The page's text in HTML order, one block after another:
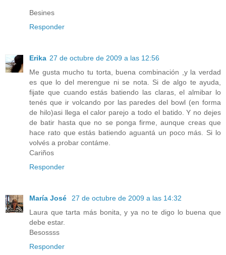
Besines
Responder
Erika 27 de octubre de 2009 a las 12:56
Me gusta mucho tu torta, buena combinación ,y la verdad
es que lo del merengue ni se nota. Si de algo te ayuda,
fijate que cuando estás batiendo las claras, el almibar lo
tenés que ir volcando por las paredes del bowl (en forma
de hilo)asi llega el calor parejo a todo el batido. Y no dejes
de batir hasta que no se ponga firme, aunque creas que
hace rato que estás batiendo aguantá un poco más. Si lo
volvés a probar contáme.
Cariños
Responder
María José
27 de octubre de 2009 a las 14:32
Laura que tarta más bonita, y ya no te digo lo buena que
debe estar.
Besossss
Responder